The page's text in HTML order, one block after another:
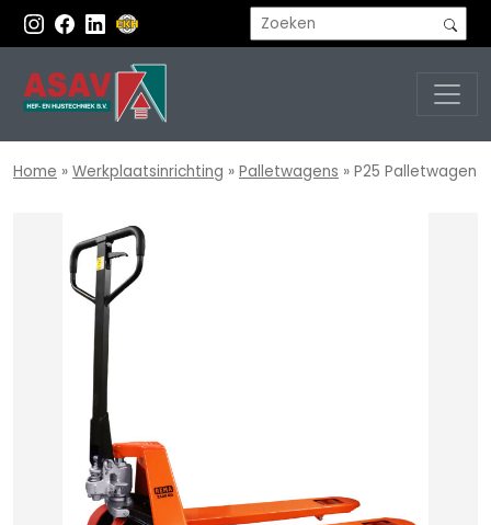
Home » Werkplaatsinrichting » Palletwagens » P25 Palletwagen